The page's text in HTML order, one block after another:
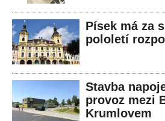
Písek má za
pololetí
Stavba
provoz mezi
Krumlovem